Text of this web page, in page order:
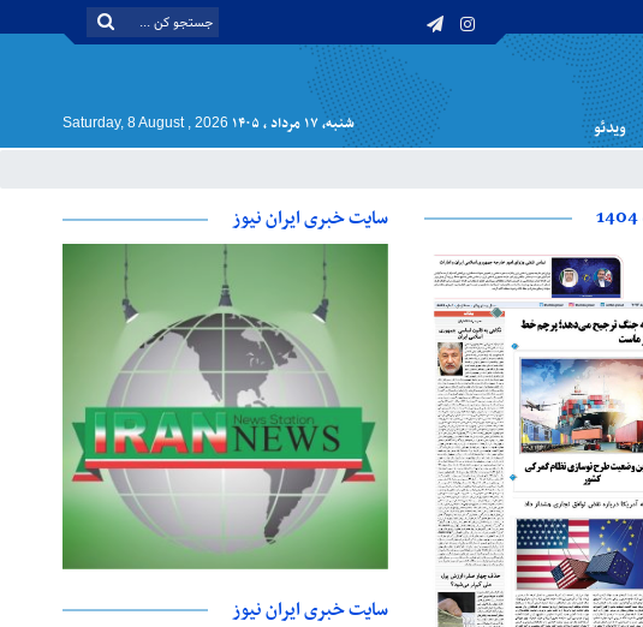
ویدئو شنبه, ۱۷ مرداد , ۱۴۰۵ Saturday, 8 August , 2026
سایت خبری ایران نیوز
سایت خبری ایران نیوز